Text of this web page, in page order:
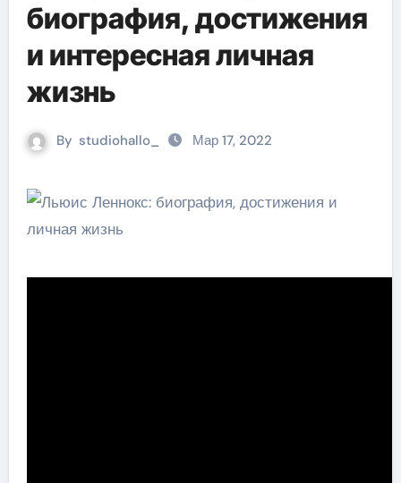
биография, достижения
и интересная личная
жизнь
By studiohallo_ Мар 17, 2022